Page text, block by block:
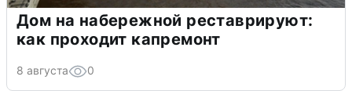
Дом на набережной реставрируют:
как проходит капремонт
8 августа 0